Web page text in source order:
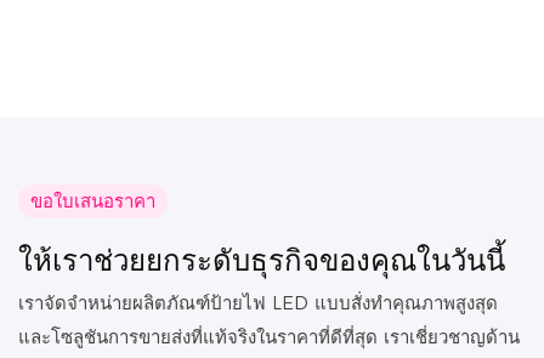
ขอใบเสนอราคา
ให้เราช่วยยกระดับธุรกิจของคุณในวันนี้
เราจัดจำหน่ายผลิตภัณฑ์ป้ายไฟ LED แบบสั่งทำคุณภาพสูงสุด
และโซลูชันการขายส่งที่แท้จริงในราคาที่ดีที่สุด เราเชี่ยวชาญด้าน